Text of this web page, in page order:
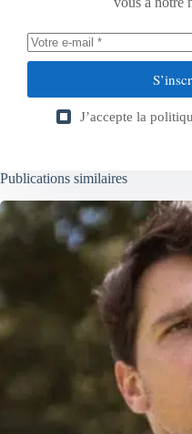
J’accepte la
Publications similaires